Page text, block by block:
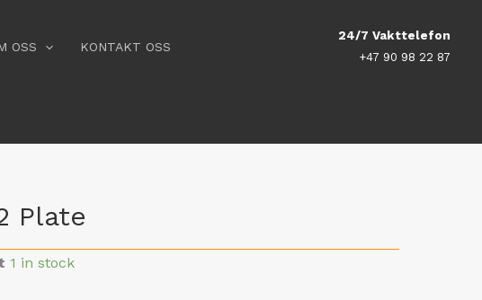
OSS KONTAKT OSS
24/7 Vakttelefon
+47 90 98 22 87
Plate
1 in stock